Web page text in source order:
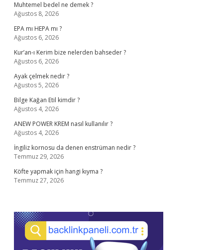
Muhtemel bedel ne demek ?
Ağustos 8, 2026
EPA mı HEPA mı ?
Ağustos 6, 2026
Kur’an-ı Kerim bize nelerden bahseder ?
Ağustos 6, 2026
Ayak çelmek nedir ?
Ağustos 5, 2026
Bilge Kağan Etil kimdir ?
Ağustos 4, 2026
ANEW POWER KREM nasıl kullanılır ?
Ağustos 4, 2026
İngiliz kornosu da denen enstrüman nedir ?
Temmuz 29, 2026
Köfte yapmak için hangi kıyma ?
Temmuz 27, 2026